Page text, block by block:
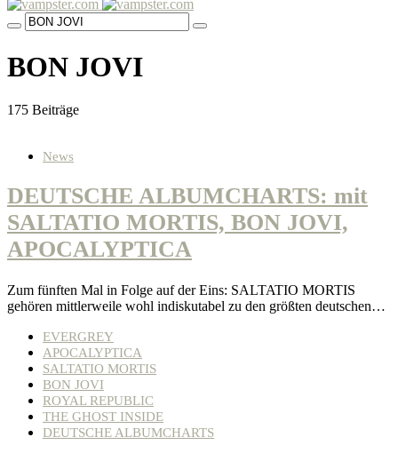
BON JOVI
175 Beiträge
News
DEUTSCHE ALBUMCHARTS: mit
SALTATIO MORTIS, BON JOVI,
APOCALYPTICA
Zum fünften Mal in Folge auf der Eins: SALTATIO MORTIS
gehören mittlerweile wohl indiskutabel zu den größten deutschen…
EVERGREY
APOCALYPTICA
SALTATIO MORTIS
BON JOVI
ROYAL REPUBLIC
THE GHOST INSIDE
DEUTSCHE ALBUMCHARTS